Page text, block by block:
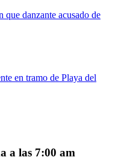
danzante acusado de
en tramo de Playa del
a las 7:00 am